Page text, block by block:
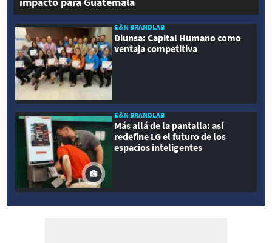
E&N BRANDLAB
Diunsa: Capital Humano como
ventaja competitiva
E&N BRANDLAB
Más allá de la pantalla: así
redefine LG el futuro de los
espacios inteligentes